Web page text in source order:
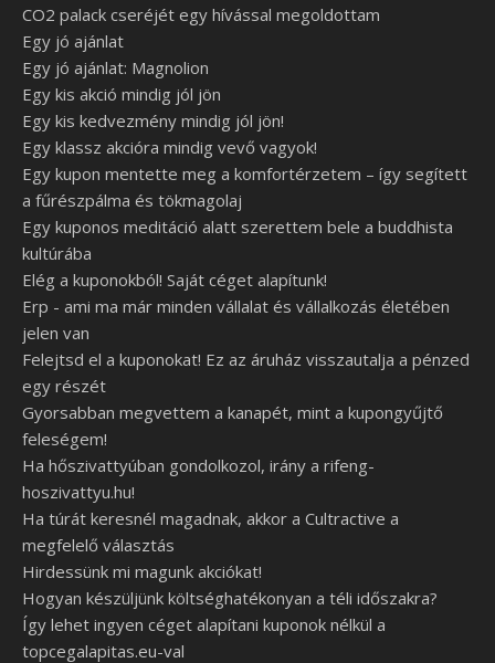
CO2 palack cseréjét egy hívással megoldottam
Egy jó ajánlat
Egy jó ajánlat: Magnolion
Egy kis akció mindig jól jön
Egy kis kedvezmény mindig jól jön!
Egy klassz akcióra mindig vevő vagyok!
Egy kupon mentette meg a komfortérzetem – így segített
a fűrészpálma és tökmagolaj
Egy kuponos meditáció alatt szerettem bele a buddhista
kultúrába
Elég a kuponokból! Saját céget alapítunk!
Erp - ami ma már minden vállalat és vállalkozás életében
jelen van
Felejtsd el a kuponokat! Ez az áruház visszautalja a pénzed
egy részét
Gyorsabban megvettem a kanapét, mint a kupongyűjtő
feleségem!
Ha hőszivattyúban gondolkozol, irány a rifeng-
hoszivattyu.hu!
Ha túrát keresnél magadnak, akkor a Cultractive a
megfelelő választás
Hirdessünk mi magunk akciókat!
Hogyan készüljünk költséghatékonyan a téli időszakra?
Így lehet ingyen céget alapítani kuponok nélkül a
topcegalapitas.eu-val